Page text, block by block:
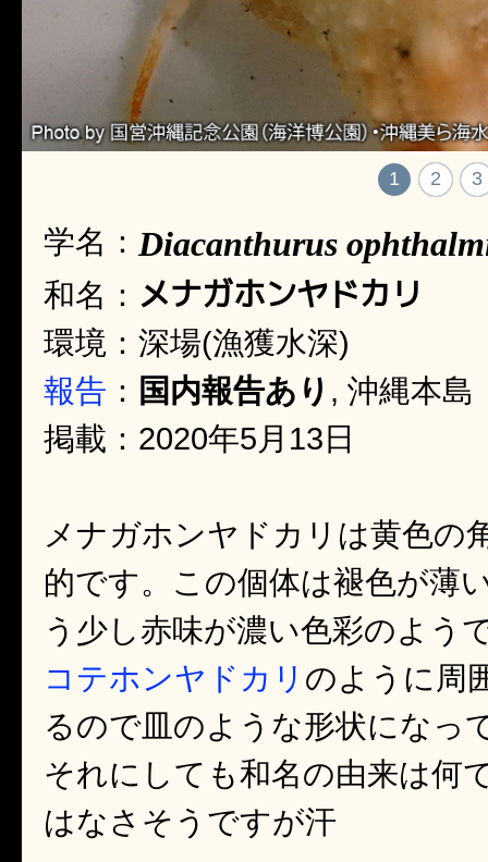
1 2 3
学名： Diacanthurus
和名： メナガホンヤドカリ
環境：深場(漁獲水深)
報告 ： 国内報告あり , 沖縄本島
掲載：2020年5月13日
メナガホンヤドカリは黄色の
的です。この個体は褪色が薄
う少し赤味が濃い色彩のよう
コテホンヤドカリ のように周
るので皿のような形状になっ
それにしても和名の由来は何
はなさそうですが汗